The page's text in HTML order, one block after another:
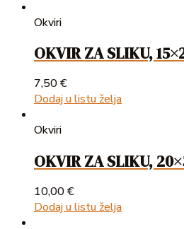
Okviri
OKVIR ZA SLIKU,
7,50€
Dodaj u listu želja
Okviri
OKVIR ZA SLIKU,
10,00€
Dodaj u listu želja